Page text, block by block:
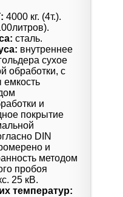
4000 кг. (4т.).
сталь.
внутреннее
сухое
обработки, с
и
покрытие
DIN
и
методом
пробоя
25 кВ.
температур: